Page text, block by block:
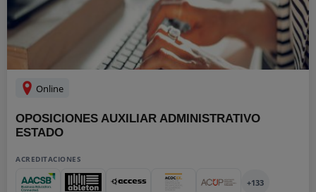
Online
OPOSICIONES AUXILIAR ADMINISTRATIVO
ESTADO
ACREDITACIONES
+133